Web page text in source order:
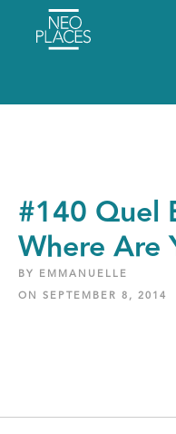
#140 Quel
Where Are
BY EMMANUELLE
ON SEPTEMBER 8, 2014